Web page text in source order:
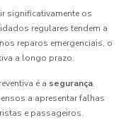
significativamente os
regulares tendem a
reparos emergenciais, o
a longo prazo.
é a segurança.
a apresentar falhas
e passageiros.